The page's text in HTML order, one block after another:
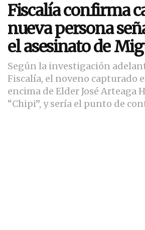
Fiscalía confirma
nueva persona
el asesinato de
Según la investigación
Fiscalía, el noveno capturado
encima de Elder José Arteaga
“Chipi”, y sería el punto de